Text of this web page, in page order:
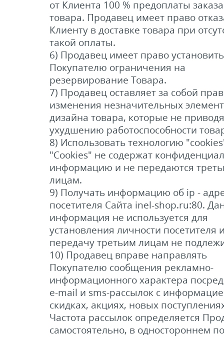
от Клиента 100 % предоплаты
товара. Продавец имеет право
Клиенту в доставке товара при
такой оплаты.
6) Продавец имеет право установить
Покупателю ограничения на
резервирование Товара.
7) Продавец оставляет за собой
изменения незначительных
дизайна товара, которые не
ухудшению работоспособности
8) Использовать технологию
"Cookies" не содержат
информацию и не передаются
лицам.
9) Получать информацию об ip -
посетителя Сайта inel-shop.ru:80.
информация не используется для
установления личности посетителя
передачу третьим лицам не
10) Продавец вправе направлять
Покупателю сообщения рекламно-
информационного характера
e-mail и sms-рассылок с
скидках, акциях, новых
Частота рассылок определяется
самостоятельно, в одностороннем